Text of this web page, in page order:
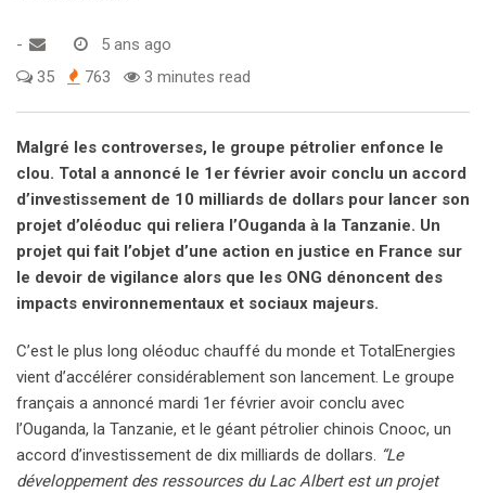
-
5 ans ago
35
763 3 minutes read
Malgré les controverses, le groupe pétrolier enfonce le
clou. Total a annoncé le 1er février avoir conclu un accord
d’investissement de 10 milliards de dollars pour lancer son
projet d’oléoduc qui reliera l’Ouganda à la Tanzanie. Un
projet qui fait l’objet d’une action en justice en France sur
le devoir de vigilance alors que les ONG dénoncent des
impacts environnementaux et sociaux majeurs.
C’est le plus long oléoduc chauffé du monde et TotalEnergies
vient d’accélérer considérablement son lancement. Le groupe
français a annoncé mardi 1er février avoir conclu avec
l’Ouganda, la Tanzanie, et le géant pétrolier chinois Cnooc, un
accord d’investissement de dix milliards de dollars. “Le
développement des ressources du Lac Albert est un projet